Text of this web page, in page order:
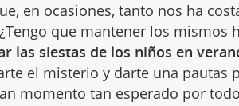
en ocasiones, tanto nos ha
que mantener los mismos
las siestas de los niños en
el misterio y darte una pautas
momento tan esperado por